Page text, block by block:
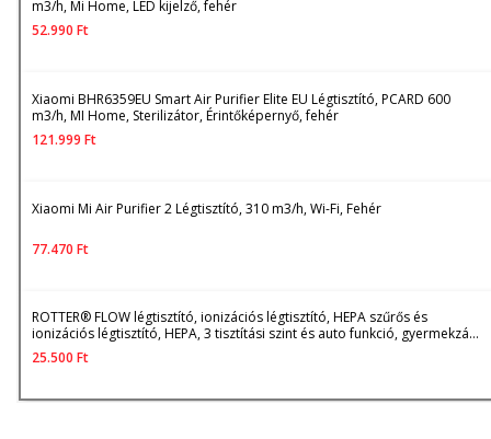
m3/h, Mi Home, LED kijelző, fehér
52.990 Ft
Xiaomi BHR6359EU Smart Air Purifier Elite EU Légtisztító, PCARD 600
m3/h, MI Home, Sterilizátor, Érintőképernyő, fehér
121.999 Ft
Xiaomi Mi Air Purifier 2 Légtisztító, 310 m3/h, Wi-Fi, Fehér
77.470 Ft
ROTTER® FLOW légtisztító, ionizációs légtisztító, HEPA szűrős és
ionizációs légtisztító, HEPA, 3 tisztítási szint és auto funkció, gyermekzár,
15-25 m² lefedettség, CADR 180-250 m3/h, LED kijelző, időzítő, csendes
üzemmód, 20W, Fehér
25.500 Ft